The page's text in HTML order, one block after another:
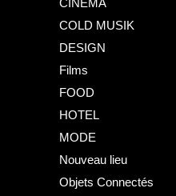
COLD MUSIK
DESIGN
Films
FOOD
HOTEL
MODE
Nouveau lieu
Objets Connectés